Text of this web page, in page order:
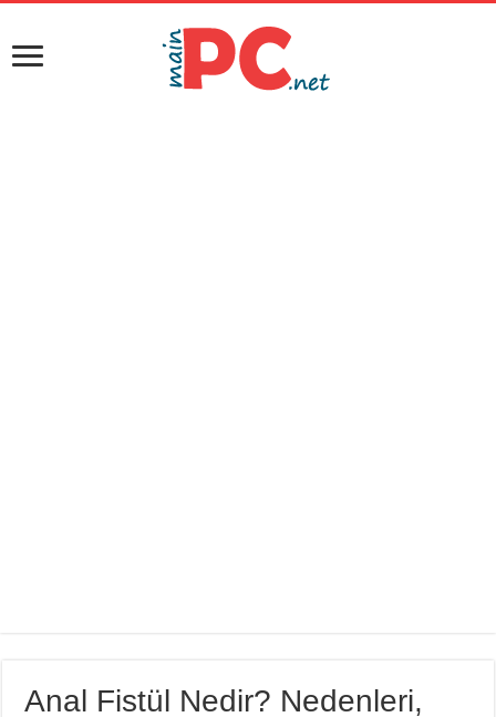
Anal Fistül Nedir? Nedenleri,